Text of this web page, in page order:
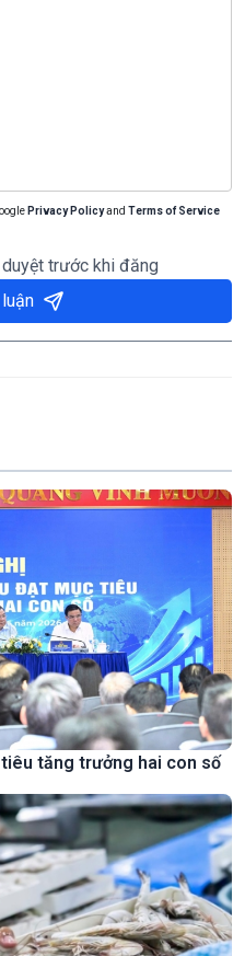
Privacy Policyand Terms of Service
trước khi đăng
tăng trưởng hai con số